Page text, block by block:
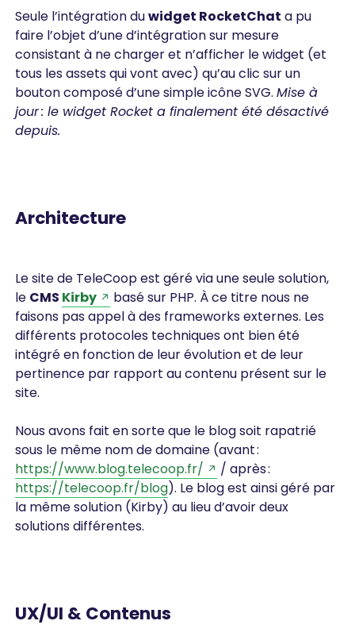
Seule l’intégration duwidget RocketChat a pu
faire l’objet d’une d’intégration sur mesure
consistant à ne charger et n’afficher le widget (et
tous les assets qui vont avec) qu’au clic sur un
bouton composé d’une simple icône SVG.Mise à
jour : le widget Rocket a finalement été désactivé
depuis.
Architecture
Le site de TeleCoop est géré via une seule solution,
le CMS Kirby
basé sur PHP. À ce titre nous ne
faisons pas appel à des frameworks externes. Les
différents protocoles techniques ont bien été
intégré en fonction de leur évolution et de leur
pertinence par rapport au contenu présent sur le
site.
Nous avons fait en sorte que le blog soit rapatrié
sous le même nom de domaine (avant :
https://www.blog.telecoop.fr/
/ après :
https://telecoop.fr/blog). Le blog est ainsi géré par
la même solution (Kirby) au lieu d’avoir deux
solutions différentes.
UX/UI & Contenus